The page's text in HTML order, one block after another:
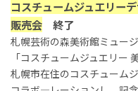
コスチュームジュエリー
販売会
終了
札幌芸術の森美術館ミュー
「コスチュームジュエリー
札幌市在住のコスチューム